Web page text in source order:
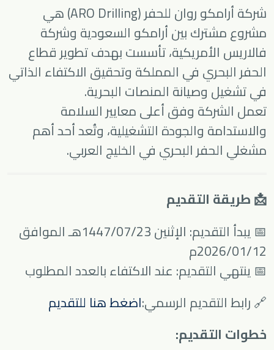
شركة أرامكو روان للحفر (ARO Drilling) هي
مشروع مشترك بين أرامكو السعودية وشركة
فالاريس الأمريكية، تأسست بهدف تطوير قطاع
الحفر البحري في المملكة وتحقيق الاكتفاء الذاتي
في تشغيل وصيانة المنصات البحرية.
تعمل الشركة وفق أعلى معايير السلامة
والاستدامة والجودة التشغيلية، وتُعد أحد أهم
مشغلي الحفر البحري في الخليج العربي.
📩 طريقة التقديم
📅 يبدأ التقديم: الإثنين 1447/07/23هـ الموافق
2026/01/12م
📅 ينتهي التقديم: عند الاكتفاء بالعدد المطلوب
🔗 رابط التقديم الرسمي:اضغط هنا للتقديم
خطوات التقديم: